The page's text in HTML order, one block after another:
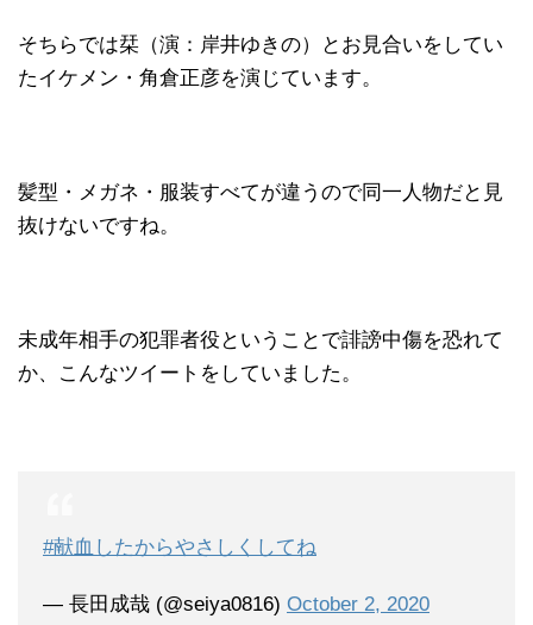
そちらでは栞（演：岸井ゆきの）とお見合いをしてい
たイケメン・角倉正彦を演じています。
髪型・メガネ・服装すべてが違うので同一人物だと見
抜けないですね。
未成年相手の犯罪者役ということで誹謗中傷を恐れて
か、こんなツイートをしていました。
#献血したからやさしくしてね
— 長田成哉 (@seiya0816) October 2, 2020